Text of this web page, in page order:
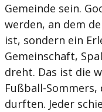
Gemeinde sein.
werden, an dem
ist, sondern ein
Gemeinschaft,
dreht. Das ist die
Fußball-
durften. Jeder